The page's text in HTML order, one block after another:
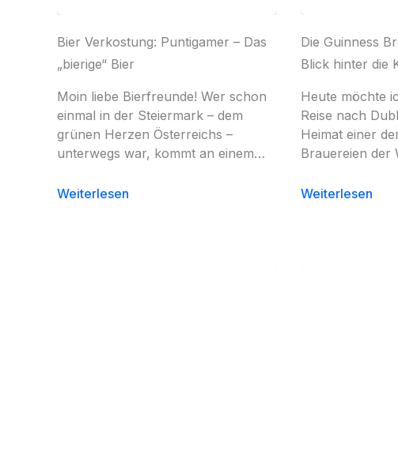
Bier Verkostung: Puntigamer – Das
„bierige“ Bier
Moin liebe Bierfreunde! Wer schon
einmal in der Steiermark – dem
grünen Herzen Österreichs –
unterwegs war, kommt an einem…
Weiterlesen
Die Guinness
Blick hinter die
Heute möchte
Reise nach
Heimat einer
Brauereien der
Weiterlesen